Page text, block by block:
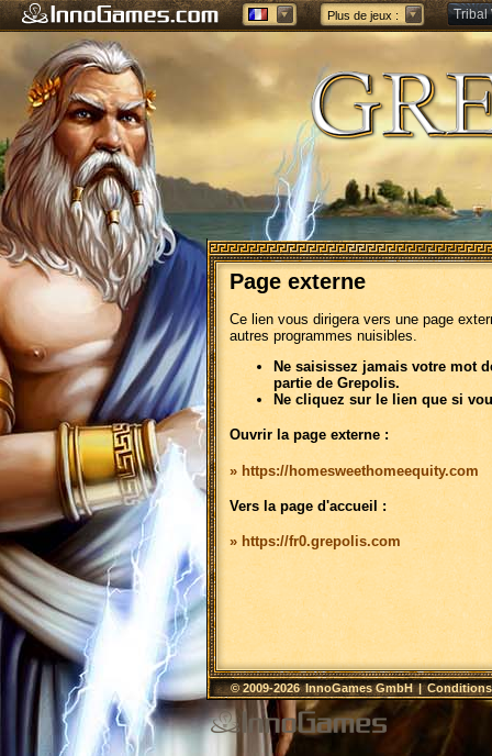
Plus de jeux : Tribal
Page externe
Ce lien vous dirigera vers une page
autres programmes nuisibles.
Ne saisissez jamais votre mot
partie de Grepolis.
Ne cliquez sur le lien que si
Ouvrir la page externe :
» https://homesweethomeequity.com
Vers la page d'accueil :
» https://fr0.grepolis.com
© 2009-2026InnoGames GmbH|